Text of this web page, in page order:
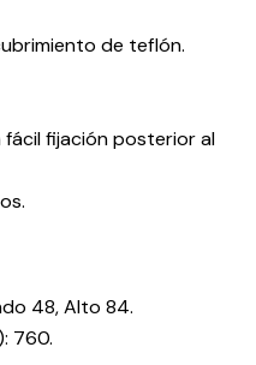
de teflón.
fijación posterior al
48, Alto 84.
760.